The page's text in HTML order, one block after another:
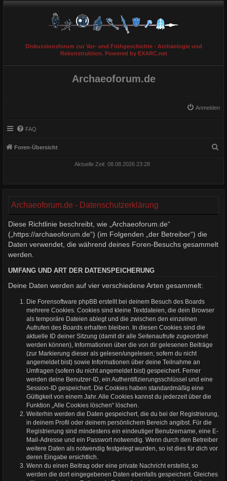
Diskussionsforum zur Vor- und Frühgeschichte - Archäologie und
Rekonstruktion. Powered by EXARC.net
Archaeoforum.de
Anmelden
FAQ
Foren-Übersicht
Aktuelle Zeit: 08.08.2026 23:28
Archaeoforum.de - Datenschutzerklärung
Diese Richtlinie beschreibt, wie „Archaeoforum.de“
(„https://archaeoforum.de“) (im Folgenden „der Betreiber“) die
Daten verwendet, die während deines Foren-Besuchs gesammelt
werden.
UMFANG UND ART DER DATENSPEICHERUNG
Deine Daten werden auf vier verschiedene Arten gesammelt:
Die Forensoftware phpBB erstellt bei deinem Besuch des Boards
mehrere Cookies. Cookies sind kleine Textdateien, die dein Browser
als temporäre Dateien ablegt und die zwischen den einzelnen
Aufrufen des Boards erhalten bleiben. In diesen Cookies sind die
aktuelle ID deiner Sitzung (damit dir alle Seitenaufrufe zugeordnet
werden können), Informationen über die von dir gelesenen Beiträge
(zur Markierung dieser als gelesen/ungelesen; sofern du nicht
angemeldet bist) sowie Informationen über deine Teilnahme an
Umfragen (sofern du nicht angemeldet bist) gespeichert. Ferner
werden deine Benutzer-ID, ein Authentifizierungsschlüssel und eine
Session-ID gespeichert. Die Cookies haben standardmäßig eine
Gültigkeit von einem Jahr. Alle Cookies kannst du jederzeit über die
Funktion „Alle Cookies löschen“ löschen.
Weiterhin werden die Daten gespeichert, die du bei der Registrierung,
in deinem Profil oder deinem persönlichem Bereich angibst. Für die
Registrierung sind mindestens ein eindeutiger Benutzername, eine E-
Mail-Adresse und ein Passwort notwendig. Wenn durch den Betreiber
weitere Daten als notwendig festgelegt wurden, so ist dies für dich vor
deren Eingabe ersichtlich.
Wenn du einen Beitrag oder eine private Nachricht erstellst, so
werden die dort eingegebenen Daten ebenfalls gespeichert. Gleiches